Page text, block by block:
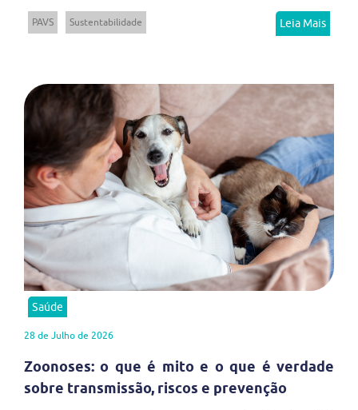
PAVS Sustentabilidade Leia Mais
Saúde
28 de Julho de 2026
Zoonoses: o que é mito e o que é verdade
sobre transmissão, riscos e prevenção